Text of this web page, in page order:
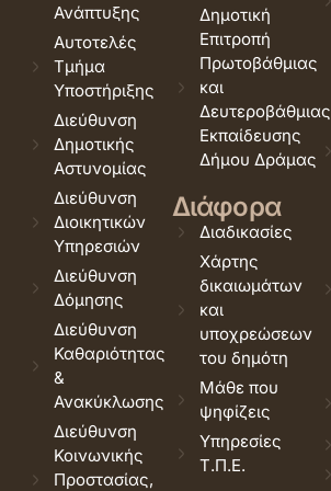
Ανάπτυξης
Αυτοτελές
Τμήμα
Υποστήριξης
Διεύθυνση
Δημοτικής
Αστυνομίας
Διεύθυνση
Διοικητικών
Υπηρεσιών
Διεύθυνση
Δόμησης
Διεύθυνση
Καθαριότητας
&
Ανακύκλωσης
Διεύθυνση
Κοινωνικής
Προστασίας,
Δημοτική
Επιτροπή
Πρωτοβάθμιας
και
Δευτεροβάθμιας
Εκπαίδευσης
Δήμου Δράμας
Διάφορα
Διαδικασίες
Χάρτης
δικαιωμάτων
και
υποχρεώσεων
του δημότη
Μάθε που
ψηφίζεις
Υπηρεσίες
Τ.Π.Ε.